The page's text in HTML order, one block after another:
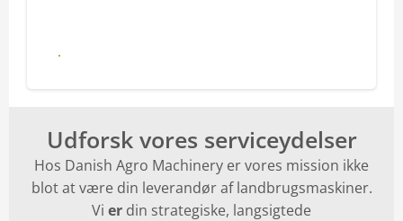
Se alle produkter
Udforsk vores serviceydelser
Hos Danish Agro Machinery er vores mission ikke
blot at være din leverandør af landbrugsmaskiner.
Vi er din strategiske, langsigtede